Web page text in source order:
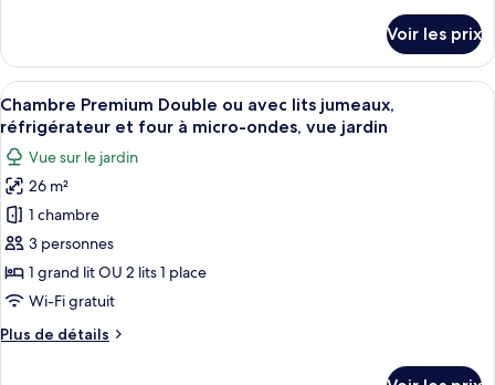
grand
lit,
réfrigérateur
et
four
à
micro-
ondes,
vue
jardin
le
type
de
chambre
Chambre
Double
Supérieure,
grand
lit,
et
four
micro-
Voir les prix
Afficher
toutes
les
photos
pour
ce
type
de
chambre :
Premium
Chambre Premium Double ou avec
15
Chambre Premium Double ou avec lits jumeaux,
réfrigérateur et four à micro-ondes, vue jardin
Vue sur le jardin
26 m²
1 chambre
3 personnes
1 grand lit OU 2 lits 1 place
Wi-Fi gratuit
Plus de détails
Plus